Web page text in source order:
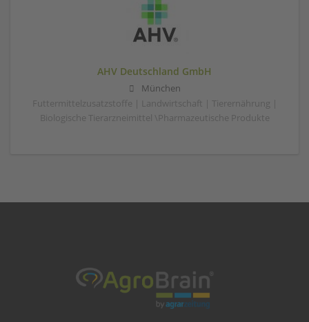
AHV Deutschland GmbH
München
Futtermittelzusatzstoffe | Landwirtschaft | Tierernährung |
Biologische Tierarzneimittel \Pharmazeutische Produkte